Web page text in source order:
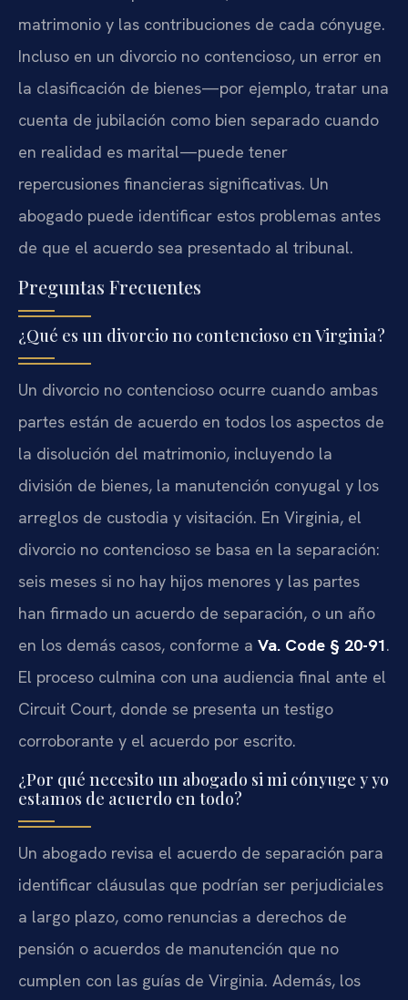
matrimonio y las contribuciones de cada cónyuge.
Incluso en un divorcio no contencioso, un error en
la clasificación de bienes—por ejemplo, tratar una
cuenta de jubilación como bien separado cuando
en realidad es marital—puede tener
repercusiones financieras significativas. Un
abogado puede identificar estos problemas antes
de que el acuerdo sea presentado al tribunal.
Preguntas Frecuentes
¿Qué es un divorcio no contencioso en Virginia?
Un divorcio no contencioso ocurre cuando ambas
partes están de acuerdo en todos los aspectos de
la disolución del matrimonio, incluyendo la
división de bienes, la manutención conyugal y los
arreglos de custodia y visitación. En Virginia, el
divorcio no contencioso se basa en la separación:
seis meses si no hay hijos menores y las partes
han firmado un acuerdo de separación, o un año
en los demás casos, conforme a Va. Code § 20-91.
El proceso culmina con una audiencia final ante el
Circuit Court, donde se presenta un testigo
corroborante y el acuerdo por escrito.
¿Por qué necesito un abogado si mi cónyuge y yo
estamos de acuerdo en todo?
Un abogado revisa el acuerdo de separación para
identificar cláusulas que podrían ser perjudiciales
a largo plazo, como renuncias a derechos de
pensión o acuerdos de manutención que no
cumplen con las guías de Virginia. Además, los